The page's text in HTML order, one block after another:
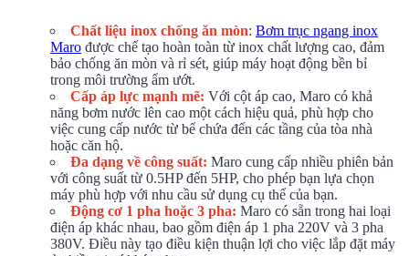
Chất liệu inox chống ăn mòn: Bơm trục ngang inox
Maro được chế tạo hoàn toàn từ inox chất lượng cao, đảm
bảo chống ăn mòn và rỉ sét, giúp máy hoạt động bền bỉ
trong môi trường ẩm ướt.
Cấp áp lực mạnh mẽ: Với cột áp cao, Maro có khả
năng bơm nước lên cao một cách hiệu quả, phù hợp cho
việc cung cấp nước từ bể chứa đến các tầng của tòa nhà
hoặc căn hộ.
Đa dạng về công suất: Maro cung cấp nhiều phiên bản
với công suất từ 0.5HP đến 5HP, cho phép bạn lựa chọn
máy phù hợp với nhu cầu sử dụng cụ thể của bạn.
Động cơ 1 pha hoặc 3 pha: Maro có sẵn trong hai loại
điện áp khác nhau, bao gồm điện áp 1 pha 220V và 3 pha
380V. Điều này tạo điều kiện thuận lợi cho việc lắp đặt máy